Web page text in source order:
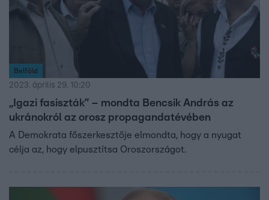
Belföld
2023. április 29. 10:20
„Igazi fasiszták” – mondta Bencsik András az
ukránokról az orosz propagandatévében
A Demokrata főszerkesztője elmondta, hogy a nyugat
célja az, hogy elpusztítsa Oroszországot.